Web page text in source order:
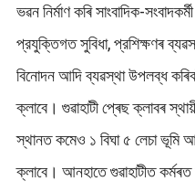
ভৱন নিৰ্মাণ কৰি সাংবাদিক-
প্রযুক্তিগত সুবিধা, প্রশিক্ষণৰ
বিনোদন আদি ব্যৱস্থা উপলব্ধ
ক্লাবে। গুৱাহাটী প্ৰেছ ক্লাবৰ
স্থানত কমেও ১ বিঘা ৫ লেচা ভূমি
ক্লাবে। আনহাতে গুৱাহাটীত কর্মৰত